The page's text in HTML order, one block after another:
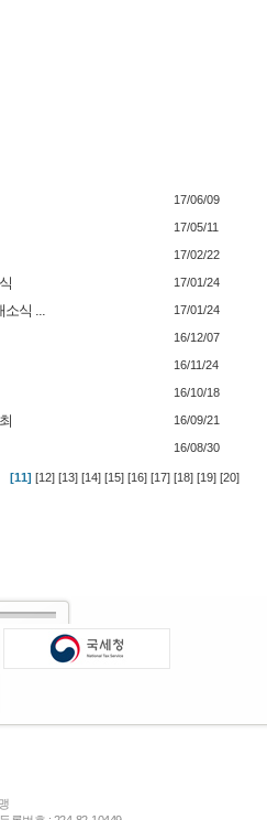
17/06/09
17/05/11
17/02/22
17/01/24
소식 ... 17/01/24
16/12/07
16/11/24
16/10/18
16/09/21
16/08/30
[11] [12] [13] [14] [15] [16] [17] [18] [19] [20]